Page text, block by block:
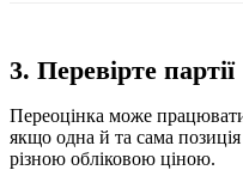
3. Перевірте партії
Переоцінка може
якщо одна й та сама позиція
різною обліковою ціною.